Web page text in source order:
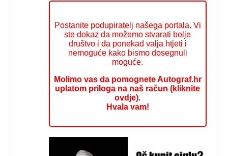
Postanite podupiratelj našega portala. Vi
ste dokaz da možemo stvarati bolje
društvo i da ponekad valja htjeti i
nemoguće kako bismo dosegnuli
moguće.
Molimo vas da pomognete Autograf.hr
uplatom priloga na naš račun (kliknite
ovdje).
Hvala vam!